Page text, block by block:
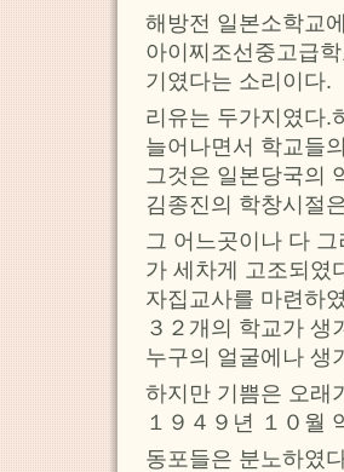
해방전 일본소학교
아이찌조선중고급
기였다는 소리이다.
리유는 두가지였다.
늘어나면서 학교들
그것은 일본당국의
김종진의 학창시절
그 어느곳이나 다
가 세차게 고조되였
자집교사를 마련하
３２개의 학교가 생
누구의 얼굴에나 생
하지만 기쁨은 오래
１９４９년 １０월
동포들은 분노하였